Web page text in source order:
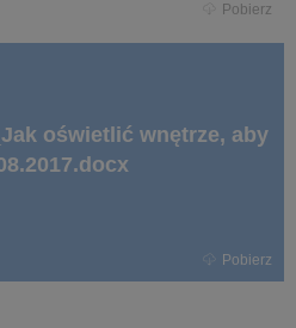
Pobierz
oświetlić wnętrze, aby
Pobierz